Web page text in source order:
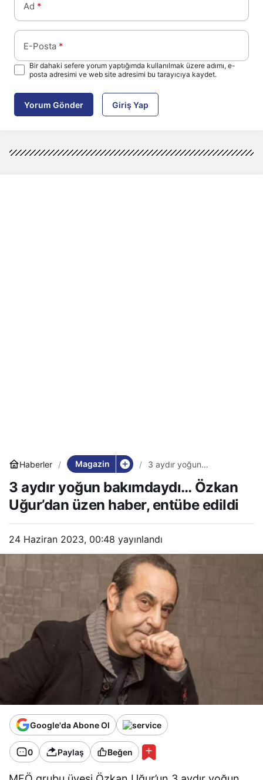
Ad *
E-Posta *
Bir dahaki sefere yorum yaptığımda kullanılmak üzere adımı, e-
posta adresimi ve web site adresimi bu tarayıcıya kaydet.
Yorum Gönder Giriş Yap
Haberler Magazin
3 aydır yoğun
Uğur’dan üzen haber,
entübe edildi
3 aydır yoğun bakımdaydı… Özkan
Uğur’dan üzen haber, entübe edildi
24 Haziran 2023, 00:48 yayınlandı
Google'da Abone Ol
0 Paylaş Beğen